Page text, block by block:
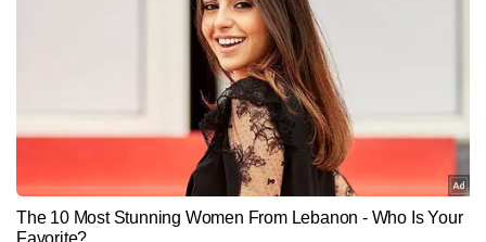
हैं। जर्नलिज़्म में पीजी डिप्लोमा प्राप्त करने के बाद वे पिछले 15 वर्षों से सक्रिय रूप
से मीडिया जगत में जुड़े हैं। प्रिंट मीडिया और डिजिटल—दोनों माध्यमों में काम करने
के अनुभव ने उन्हें खेल पत्रकारिता में व्यापक दृष्टिकोण और गहरी समझ प्रदान की
है। अपने लंबे करियर में नवीन ने कई बड़े राष्ट्रीय और अंतरराष्ट्रीय खेल आयोजनों
को कवर किया है। इनमें आईपीएल, बैडमिंटन प्रीमियर लीग, इंडियन सुपर लीग,
टी20 विश्व कप, आईसीसी विश्व कप, और तीन ओलंपिक—लंदन, रियो और टोक्यो
—जैसे प्रतिष्ठित टूर्नामेंट शामिल हैं। नवीन चौहान ने अपने करियर में कई प्रसिद्ध
भारतीय खिलाड़ियों और कोचों के इंटरव्यू भी किए हैं, जिनमें पीवी सिंधू, विजेंदर सिंह
और पुलेला गोपीचंद जैसे नाम शामिल हैं। अब तक नवीन 15,000 से अधिक
आर्टिकल्स लिख चुके हैं, जिनमें ग्राउंड रिपोर्टिंग, विश्लेषणात्मक लेख, स्पेशल
Subscribe to our daily Newsletter!
SUBMIT